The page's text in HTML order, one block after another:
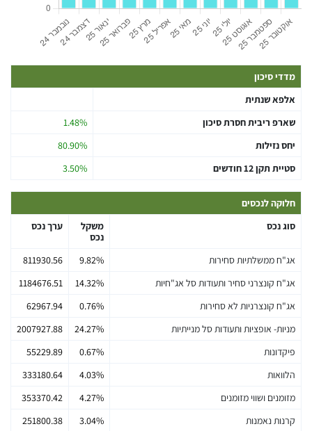
מדדי סיכון
אלפא שנתית
שארפ ריבית חסרת סיכון
1.48%
יחס נזילות
80.90%
סטיית תקן 12 חודשים
3.50%
חלוקה לנכסים
סוג נכס
משקל
נכס
ערך נכס
אג"ח ממשלתיות סחירות 9.82%
811930.56
אג"ח קונצרני סחיר ותעודות סל אג"חיות
14.32%
1184676.51
אג"ח קונצרניות לא סחירות
0.76%
62967.94
מניות- אופציות ותעודות סל מנייתיות
24.27%
2007927.88
פיקדונות
0.67%
55229.89
הלוואות
4.03%
333180.64
מזומנים ושווי מזומנים
4.27%
353370.42
קרנות נאמנות
3.04%
251800.38